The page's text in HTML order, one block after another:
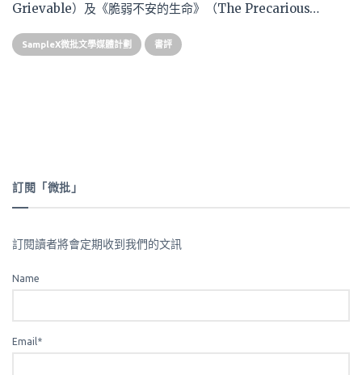
Grievable）及《脆弱不安的生命》（The Precarious…
SampleX微批文學媒體計劃 書評
訂閱「微批」
訂閱讀者將會定期收到我們的文訊
Name
Email*